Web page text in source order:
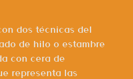
dos técnicas del
de hilo o estambre
con cera de
representa las